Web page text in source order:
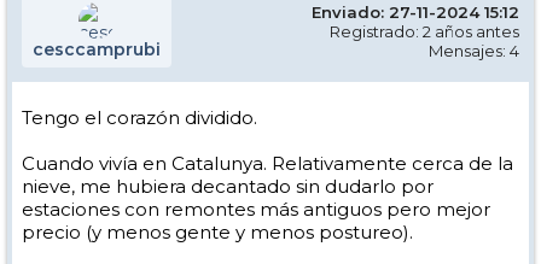
cesccamprubi
Enviado: 27-11-2024 15:12
Registrado: 2 años antes
Mensajes: 4
Tengo el corazón dividido.
Cuando vivía en Catalunya. Relativamente cerca de la
nieve, me hubiera decantado sin dudarlo por
estaciones con remontes más antiguos pero mejor
precio (y menos gente y menos postureo).